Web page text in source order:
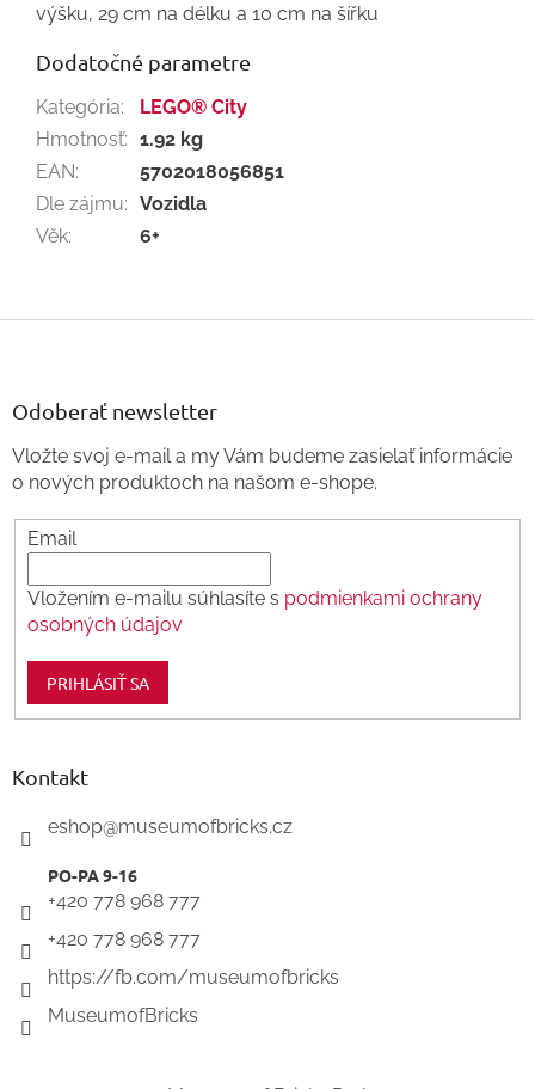
výšku, 29 cm na délku a 10 cm na šířku
Dodatočné parametre
Kategória:
LEGO® City
Hmotnosť: 1.92 kg
EAN:
5702018056851
Dle zájmu: Vozidla
Věk: 6+
Z
Odoberať newsletter
Vložte svoj e-mail a my Vám budeme zasielať informácie
o nových produktoch na našom e-shope.
Email
Vložením e-mailu súhlasíte s podmienkami ochrany
osobných údajov
PRIHLÁSIŤ SA
Kontakt
eshop@museumofbricks.cz
+420 778 968 777
+420 778 968 777
https://fb.com/museumofbricks
MuseumofBricks